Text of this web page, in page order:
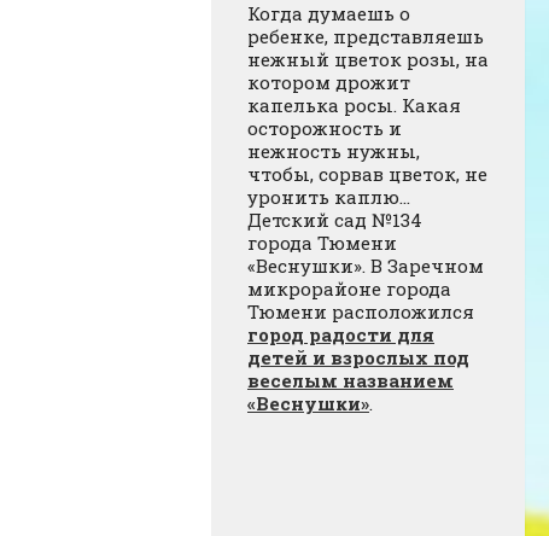
Когда думаешь о
ребенке, представляешь
нежный цветок розы, на
котором дрожит
капелька росы. Какая
осторожность и
нежность нужны,
чтобы, сорвав цветок, не
уронить каплю…
Детский сад №134
города Тюмени
«Веснушки». В Заречном
микрорайоне города
Тюмени расположился
город радости для
детей и взрослых под
веселым названием
«Веснушки».